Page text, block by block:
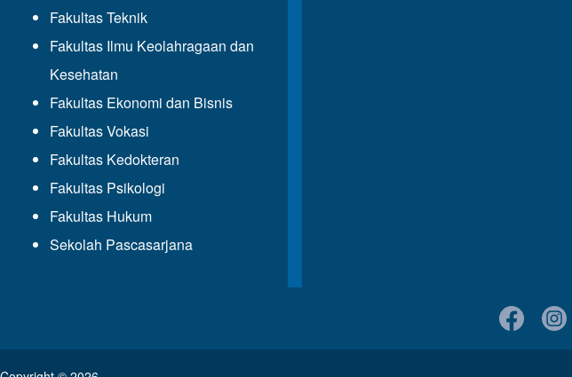
Fakultas Teknik
Fakultas Ilmu Keolahragaan dan
Kesehatan
Fakultas Ekonomi dan Bisnis
Fakultas Vokasi
Fakultas Kedokteran
Fakultas Psikologi
Fakultas Hukum
Sekolah Pascasarjana